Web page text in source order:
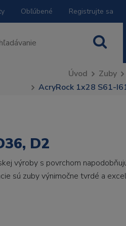
Obľúbené Registrujte sa
Úvod Zuby
AcryRock 1x28 S61-
D2
výroby s povrchom
sú zuby výnimočne tvrdé a